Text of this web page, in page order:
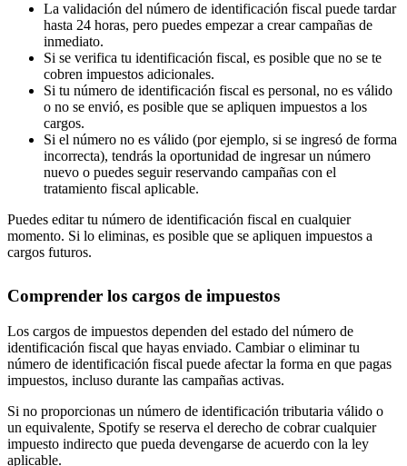
La validación del número de identificación fiscal puede tardar
hasta 24 horas, pero puedes empezar a crear campañas de
inmediato.
Si se verifica tu identificación fiscal, es posible que no se te
cobren impuestos adicionales.
Si tu número de identificación fiscal es personal, no es válido
o no se envió, es posible que se apliquen impuestos a los
cargos.
Si el número no es válido (por ejemplo, si se ingresó de forma
incorrecta), tendrás la oportunidad de ingresar un número
nuevo o puedes seguir reservando campañas con el
tratamiento fiscal aplicable.
Puedes editar tu número de identificación fiscal en cualquier
momento. Si lo eliminas, es posible que se apliquen impuestos a
cargos futuros.
Comprender los cargos de impuestos
Los cargos de impuestos dependen del estado del número de
identificación fiscal que hayas enviado. Cambiar o eliminar tu
número de identificación fiscal puede afectar la forma en que pagas
impuestos, incluso durante las campañas activas.
Si no proporcionas un número de identificación tributaria válido o
un equivalente, Spotify se reserva el derecho de cobrar cualquier
impuesto indirecto que pueda devengarse de acuerdo con la ley
aplicable.